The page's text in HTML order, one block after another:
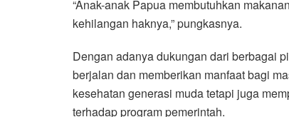
“Anak-anak Papua membutuhkan
kehilangan haknya,” pungkasnya.
Dengan adanya dukungan dari berbagai
berjalan dan memberikan manfaat bagi
kesehatan generasi muda tetapi juga
terhadap program pemerintah.